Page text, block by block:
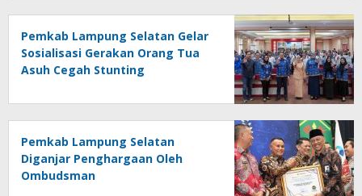
Pemkab Lampung Selatan Gelar
Sosialisasi Gerakan Orang Tua
Asuh Cegah Stunting
Pemkab Lampung Selatan
Diganjar Penghargaan Oleh
Ombudsman